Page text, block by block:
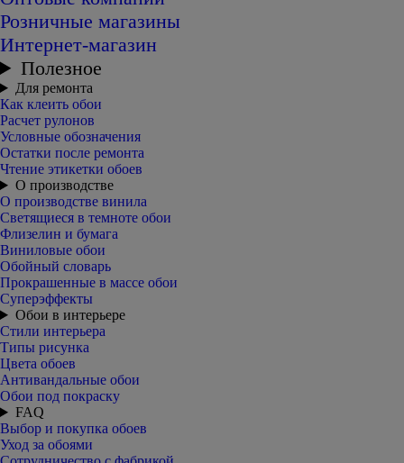
Розничные магазины
Интернет-магазин
Полезное
Для ремонта
Как клеить обои
Расчет рулонов
Условные обозначения
Остатки после ремонта
Чтение этикетки обоев
О производстве
О производстве винила
Светящиеся в темноте обои
Флизелин и бумага
Виниловые обои
Обойный словарь
Прокрашенные в массе обои
Суперэффекты
Обои в интерьере
Стили интерьера
Типы рисунка
Цвета обоев
Антивандальные обои
Обои под покраску
FAQ
Выбор и покупка обоев
Уход за обоями